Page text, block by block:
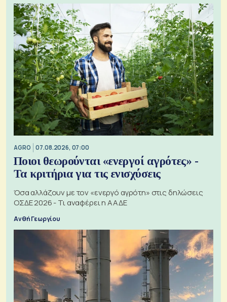
AGRO 07.08.2026, 07:00
Ποιοι θεωρούνται «ενεργοί αγρότες» -
Τα κριτήρια για τις ενισχύσεις
Όσα αλλάζουν με τον «ενεργό αγρότη» στις δηλώσεις
ΟΣΔΕ 2026 - Τι αναφέρει η ΑΑΔΕ
Ανθή Γεωργίου